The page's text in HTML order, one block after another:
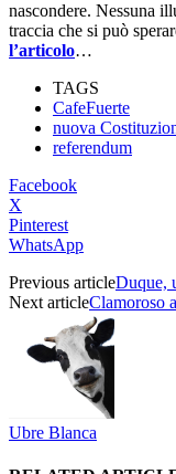
nascondere. Nessuna
traccia che si può
l’articolo…
TAGS
CafeFuerte
nuova
referendum
Facebook
X
Pinterest
WhatsApp
Previous articleDuque,
Next articleClamoroso
Ubre Blanca